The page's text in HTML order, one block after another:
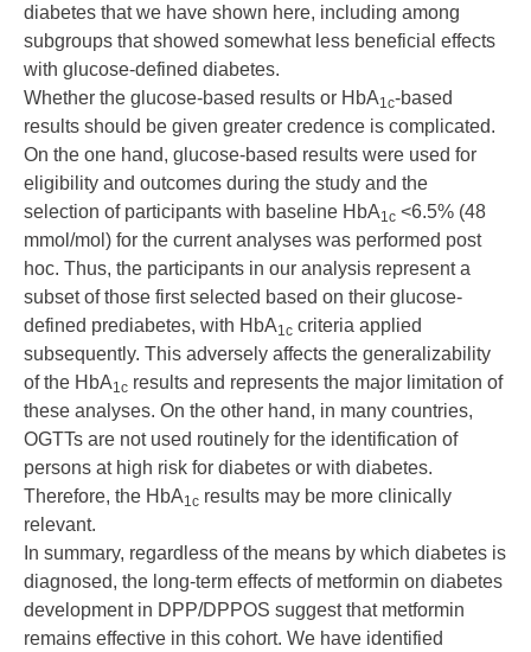
diabetes that we have shown here, including among
subgroups that showed somewhat less beneficial effects
with glucose-defined diabetes.
Whether the glucose-based results or HbA1c-based
results should be given greater credence is complicated.
On the one hand, glucose-based results were used for
eligibility and outcomes during the study and the
selection of participants with baseline HbA1c <6.5% (48
mmol/mol) for the current analyses was performed post
hoc. Thus, the participants in our analysis represent a
subset of those first selected based on their glucose-
defined prediabetes, with HbA1c criteria applied
subsequently. This adversely affects the generalizability
of the HbA1c results and represents the major limitation of
these analyses. On the other hand, in many countries,
OGTTs are not used routinely for the identification of
persons at high risk for diabetes or with diabetes.
Therefore, the HbA1c results may be more clinically
relevant.
In summary, regardless of the means by which diabetes is
diagnosed, the long-term effects of metformin on diabetes
development in DPP/DPPOS suggest that metformin
remains effective in this cohort. We have identified